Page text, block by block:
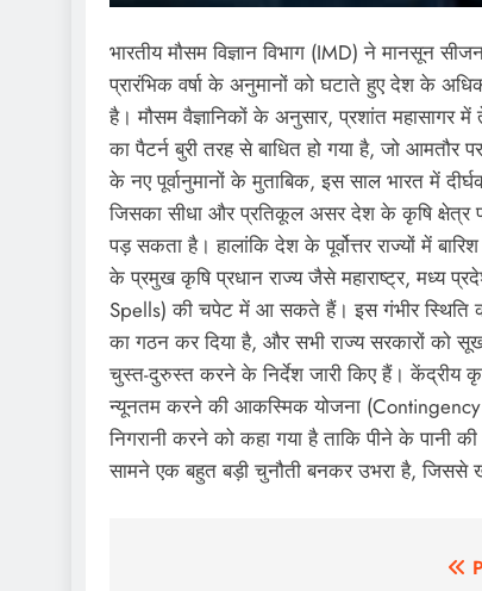
भारतीय मौसम विज्ञान विभाग (IMD) ने मानसून
प्रारंभिक वर्षा के अनुमानों को घटाते हुए देश के
है। मौसम वैज्ञानिकों के अनुसार, प्रशांत महासागर
का पैटर्न बुरी तरह से बाधित हो गया है, जो आमतौर
के नए पूर्वानुमानों के मुताबिक, इस साल भारत में
जिसका सीधा और प्रतिकूल असर देश के कृषि
पड़ सकता है। हालांकि देश के पूर्वोत्तर राज्यों में
के प्रमुख कृषि प्रधान राज्य जैसे महाराष्ट्र, मध्य
Spells) की चपेट में आ सकते हैं। इस गंभीर स्थिति
का गठन कर दिया है, और सभी राज्य सरकारों को
चुस्त-दुरुस्त करने के निर्देश जारी किए हैं।
न्यूनतम करने की आकस्मिक योजना (Contingency
निगरानी करने को कहा गया है ताकि पीने के पानी
सामने एक बहुत बड़ी चुनौती बनकर उभरा है, जिससे